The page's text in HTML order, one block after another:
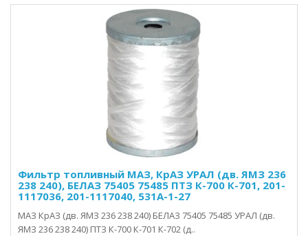
Фильтр топливный МАЗ, КрАЗ УРАЛ (дв. ЯМЗ 236
238 240), БЕЛАЗ 75405 75485 ПТЗ К-700 К-701, 201-
1117036, 201-1117040, 531А-1-27
МАЗ КрАЗ (дв. ЯМЗ 236 238 240) БЕЛАЗ 75405 75485 УРАЛ (дв.
ЯМЗ 236 238 240) ПТЗ К-700 К-701 К-702 (д..